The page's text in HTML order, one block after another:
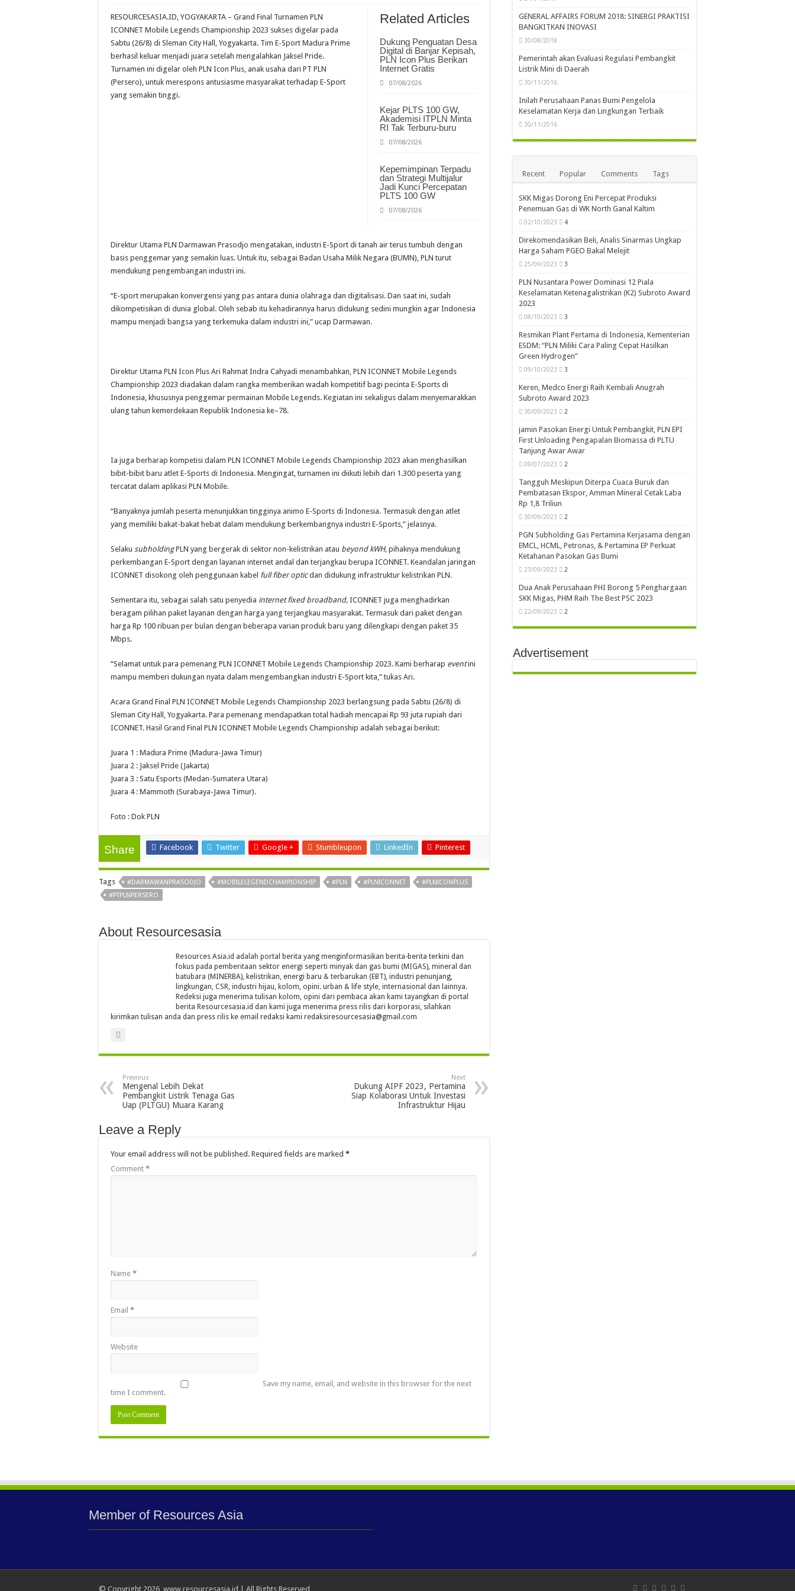
SPE Universitas Pertamina Bersama ITS, Unpad, dan PNJ Kunjungi SKK Migas, Perkuat Pemahaman Mahasiswa tentang Industri Hulu Migas
PNBP Lampaui Target, Kementerian ESDM Kembali Peroleh Opini WTP
Hasil Penegakan Hukum ESDM Tambah PNBP Lebih dari Rp20 Miliar dari Lelang Batubara
Related Articles
Dukung Penguatan Desa
Digital di Banjar Kepisah,
PLN Icon Plus Berikan
Internet Gratis
07/08/2026
Kejar PLTS 100 GW,
Akademisi ITPLN Minta
RI Tak Terburu-buru
07/08/2026
Kepemimpinan Terpadu
dan Strategi Multijalur
Jadi Kunci Percepatan
PLTS 100 GW
07/08/2026
RESOURCESASIA.ID, YOGYAKARTA – Grand Final Turnamen PLN
ICONNET Mobile Legends Championship 2023 sukses digelar pada
Sabtu (26/8) di Sleman City Hall, Yogyakarta. Tim E-Sport Madura Prime
berhasil keluar menjadi juara setelah mengalahkan Jaksel Pride.
Turnamen ini digelar oleh PLN Icon Plus, anak usaha dari PT PLN
(Persero), untuk merespons antusiasme masyarakat terhadap E-Sport
yang semakin tinggi.
Direktur Utama PLN Darmawan Prasodjo mengatakan, industri E-Sport di tanah air terus tumbuh dengan
basis penggemar yang semakin luas. Untuk itu, sebagai Badan Usaha Milik Negara (BUMN), PLN turut
mendukung pengembangan industri ini.
“E-sport merupakan konvergensi yang pas antara dunia olahraga dan digitalisasi. Dan saat ini, sudah
dikompetisikan di dunia global. Oleh sebab itu kehadirannya harus didukung sedini mungkin agar Indonesia
mampu menjadi bangsa yang terkemuka dalam industri ini,” ucap Darmawan.
Direktur Utama PLN Icon Plus Ari Rahmat Indra Cahyadi menambahkan, PLN ICONNET Mobile Legends
Championship 2023 diadakan dalam rangka memberikan wadah kompetitif bagi pecinta E-Sports di
Indonesia, khususnya penggemar permainan Mobile Legends. Kegiatan ini sekaligus dalam menyemarakkan
ulang tahun kemerdekaan Republik Indonesia ke–78.
Ia juga berharap kompetisi dalam PLN ICONNET Mobile Legends Championship 2023 akan menghasilkan
bibit-bibit baru atlet E-Sports di Indonesia. Mengingat, turnamen ini diikuti lebih dari 1.300 peserta yang
tercatat dalam aplikasi PLN Mobile.
“Banyaknya jumlah peserta menunjukkan tingginya animo E-Sports di Indonesia. Termasuk dengan atlet
yang memiliki bakat-bakat hebat dalam mendukung berkembangnya industri E-Sports,” jelasnya.
Selaku subholdingPLN yang bergerak di sektor non-kelistrikan atau beyond kWH, pihaknya mendukung
perkembangan E-Sport dengan layanan internet andal dan terjangkau berupa ICONNET. Keandalan jaringan
ICONNET disokong oleh penggunaan kabel full fiber opticdan didukung infrastruktur kelistrikan PLN.
Sementara itu, sebagai salah satu penyedia internet fixed broadband, ICONNET juga menghadirkan
beragam pilihan paket layanan dengan harga yang terjangkau masyarakat. Termasuk dari paket dengan
harga Rp 100 ribuan per bulan dengan beberapa varian produk baru yang dilengkapi dengan paket 35
Mbps.
“Selamat untuk para pemenang PLN ICONNET Mobile Legends Championship 2023. Kami berharap eventini
mampu memberi dukungan nyata dalam mengembangkan industri E-Sport kita,” tukas Ari.
Acara Grand Final PLN ICONNET Mobile Legends Championship 2023 berlangsung pada Sabtu (26/8) di
Sleman City Hall, Yogyakarta. Para pemenang mendapatkan total hadiah mencapai Rp 93 juta rupiah dari
ICONNET. Hasil Grand Final PLN ICONNET Mobile Legends Championship adalah sebagai berikut:
Juara 1 : Madura Prime (Madura-Jawa Timur)
Juara 2 : Jaksel Pride (Jakarta)
Juara 3 : Satu Esports (Medan-Sumatera Utara)
Juara 4 : Mammoth (Surabaya-Jawa Timur).
Foto : Dok PLN
Share Facebook Twitter Google + Stumbleupon LinkedIn Pinterest
Tags #DARMAWANPRASODJO #MOBILELEGENDCHAMPIONSHIP #PLN #PLNICONNET
#PLNICONPLUS
#PTPLNPERSERO
About Resourcesasia
Resources Asia.id adalah portal berita yang menginformasikan berita-berita terkini dan
fokus pada pemberitaan sektor energi seperti minyak dan gas bumi (MIGAS), mineral dan
batubara (MINERBA), kelistrikan, energi baru & terbarukan (EBT), industri penunjang,
lingkungan, CSR, industri hijau, kolom, opini. urban & life style, internasional dan lainnya.
Redeksi juga menerima tulisan kolom, opini dari pembaca akan kami tayangkan di portal
berita Resourcesasia.id dan kami juga menerima press rilis dari korporasi, silahkan
kirimkan tulisan anda dan press rilis ke email redaksi kami redaksiresourcesasia@gmail.com
Previous
Mengenal Lebih Dekat
Pembangkit Listrik Tenaga Gas
Uap (PLTGU) Muara Karang
Next
Dukung AIPF 2023, Pertamina
Siap Kolaborasi Untuk Investasi
Infrastruktur Hijau
Leave a Reply
Your email address will not be published. Required fields are marked *
Comment *
Name *
Email *
Website
Save my name, email, and website in this browser for the next
time I comment.
GENERAL AFFAIRS FORUM 2018: SINERGI PRAKTISI
BANGKITKAN INOVASI
30/08/2018
Pemerintah akan Evaluasi Regulasi Pembangkit
Listrik Mini di Daerah
30/11/2016
Inilah Perusahaan Panas Bumi Pengelola
Keselamatan Kerja dan Lingkungan Terbaik
30/11/2016
Recent Popular Comments Tags
SKK Migas Dorong Eni Percepat Produksi
Penemuan Gas di WK North Ganal Kaltim
02/10/2023 4
Direkomendasikan Beli, Analis Sinarmas Ungkap
Harga Saham PGEO Bakal Melejit
25/09/2023 3
PLN Nusantara Power Dominasi 12 Piala
Keselamatan Ketenagalistrikan (K2) Subroto Award
2023
08/10/2023 3
Resmikan Plant Pertama di Indonesia, Kementerian
ESDM: “PLN Miliki Cara Paling Cepat Hasilkan
Green Hydrogen”
09/10/2023 3
Keren, Medco Energi Raih Kembali Anugrah
Subroto Award 2023
30/09/2023 2
jamin Pasokan Energi Untuk Pembangkit, PLN EPI
First Unloading Pengapalan Biomassa di PLTU
Tanjung Awar Awar
09/07/2023 2
Tangguh Meskipun Diterpa Cuaca Buruk dan
Pembatasan Ekspor, Amman Mineral Cetak Laba
Rp 1,8 Triliun
30/09/2023 2
PGN Subholding Gas Pertamina Kerjasama dengan
EMCL, HCML, Petronas, & Pertamina EP Perkuat
Ketahanan Pasokan Gas Bumi
23/09/2023 2
Dua Anak Perusahaan PHI Borong 5 Penghargaan
SKK Migas, PHM Raih The Best PSC 2023
22/09/2023 2
Advertisement
Member of Resources Asia
© Copyright 2026, www.resourcesasia.id | All Rights Reserved